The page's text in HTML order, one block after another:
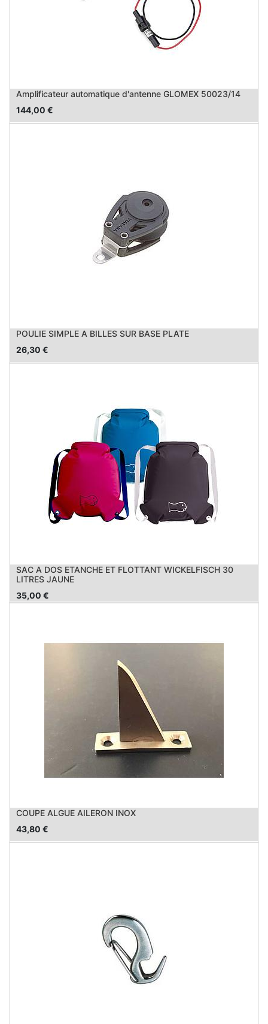
Amplificateur automatique d'antenne GLOMEX 50023/14
144,00 €
POULIE SIMPLE A BILLES SUR BASE PLATE
26,30 €
SAC A DOS ETANCHE ET FLOTTANT WICKELFISCH 30
LITRES JAUNE
35,00 €
COUPE ALGUE AILERON INOX
43,80 €